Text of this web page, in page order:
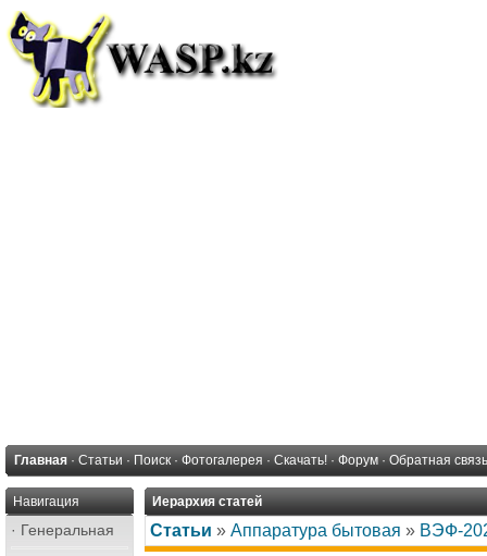
Главная · Статьи · Поиск · Фотогалерея · Скачать! · Форум · Обратная связь
Навигация
· Генеральная
Иерархия статей
Статьи » Аппаратура бытовая » ВЭФ-